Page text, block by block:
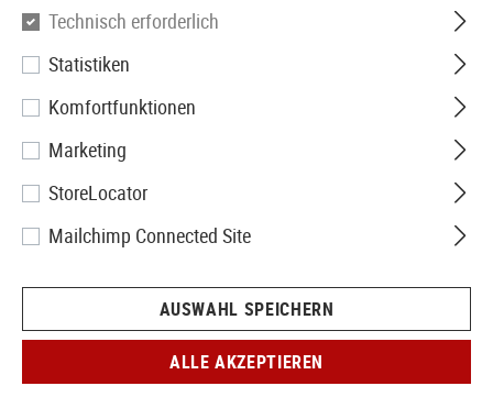
MAGAZINAUSLÖSER
4 Produkte
Technisch erforderlich
Statistiken
Komfortfunktionen
Marketing
StoreLocator
Mailchimp Connected Site
AUSWAHL SPEICHERN
ALLE AKZEPTIEREN